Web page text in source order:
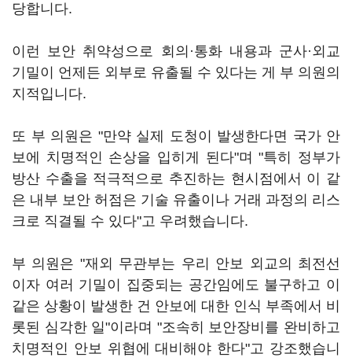
당합니다.
이런 보안 취약성으로 회의·통화 내용과 군사·외교
기밀이 언제든 외부로 유출될 수 있다는 게 부 의원의
지적입니다.
또 부 의원은 "만약 실제 도청이 발생한다면 국가 안
보에 치명적인 손상을 입히게 된다"며 "특히 정부가
방산 수출을 적극적으로 추진하는 현시점에서 이 같
은 내부 보안 허점은 기술 유출이나 거래 과정의 리스
크로 직결될 수 있다"고 우려했습니다.
부 의원은 "재외 무관부는 우리 안보 외교의 최전선
이자 여러 기밀이 집중되는 공간임에도 불구하고 이
같은 상황이 발생한 건 안보에 대한 인식 부족에서 비
롯된 심각한 일"이라며 "조속히 보안장비를 완비하고
치명적인 안보 위협에 대비해야 한다"고 강조했습니